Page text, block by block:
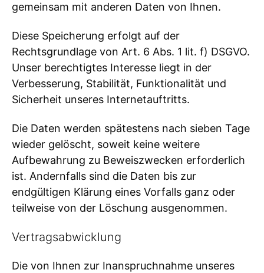
gemeinsam mit anderen Daten von Ihnen.
Diese Speicherung erfolgt auf der
Rechtsgrundlage von Art. 6 Abs. 1 lit. f) DSGVO.
Unser berechtigtes Interesse liegt in der
Verbesserung, Stabilität, Funktionalität und
Sicherheit unseres Internetauftritts.
Die Daten werden spätestens nach sieben Tage
wieder gelöscht, soweit keine weitere
Aufbewahrung zu Beweiszwecken erforderlich
ist. Andernfalls sind die Daten bis zur
endgültigen Klärung eines Vorfalls ganz oder
teilweise von der Löschung ausgenommen.
Vertragsabwicklung
Die von Ihnen zur Inanspruchnahme unseres